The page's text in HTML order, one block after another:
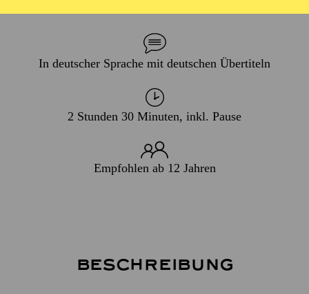
In deutscher Sprache mit deutschen Übertiteln
2 Stunden 30 Minuten, inkl. Pause
Empfohlen ab 12 Jahren
Beschreibung